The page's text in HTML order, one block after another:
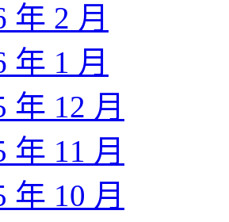
年 2 月
年 1 月
年 12 月
年 11 月
年 10 月